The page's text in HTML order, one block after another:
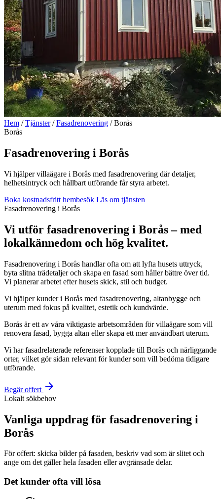
Hem / Tjänster / Fasadrenovering / Borås
Borås
Fasadrenovering i Borås
Vi hjälper villaägare i Borås med fasadrenovering där detaljer,
helhetsintryck och hållbart utförande får styra arbetet.
Boka kostnadsfritt hembesök Läs om tjänsten
Fasadrenovering i Borås
Vi utför fasadrenovering i Borås – med
lokalkännedom och hög kvalitet.
Fasadrenovering i Borås handlar ofta om att lyfta husets uttryck,
byta slitna trädetaljer och skapa en fasad som håller bättre över tid.
Vi planerar arbetet efter husets skick, stil och budget.
Vi hjälper kunder i Borås med fasadrenovering, altanbygge och
uterum med fokus på kvalitet, estetik och kundvärde.
Borås är ett av våra viktigaste arbetsområden för villaägare som vill
renovera fasad, bygga altan eller skapa ett mer användbart uterum.
Vi har fasadrelaterade referenser kopplade till Borås och närliggande
orter, vilket gör sidan relevant för kunder som vill bedöma tidigare
utförande.
Begär offert arrow_forward
Lokalt sökbehov
Vanliga uppdrag för fasadrenovering i
Borås
För offert: skicka bilder på fasaden, beskriv vad som är slitet och
ange om det gäller hela fasaden eller avgränsade delar.
Det kunder ofta vill lösa